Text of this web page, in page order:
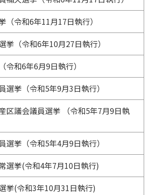
（令和6年11月17日執行）
挙（令和6年10月27日執行）
令和6年6月9日執行）
選挙（令和5年9月3日執行）
区議会議員選挙 （令和5年7月9日執
選挙（令和5年4月9日執行）
選挙(令和4年7月10日執行)
挙(令和3年10月31日執行)